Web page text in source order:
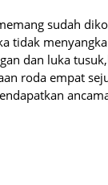
sudah
tidak
dan luka
roda empat